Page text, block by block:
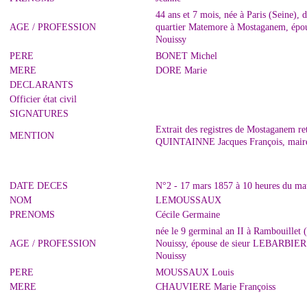
AGE / PROFESSION
44 ans et 7 mois, née à Paris (Seine),
quartier Matemore à Mostaganem,
Nouissy
PERE
BONET Michel
MERE
DORE Marie
DECLARANTS
Officier état civil
SIGNATURES
MENTION
Extrait des registres de Mostaganem
QUINTAINNE Jacques François,
DATE DECES
N°2 - 17 mars 1857 à 10 heures du
NOM
LEMOUSSAUX
PRENOMS
Cécile Germaine
AGE / PROFESSION
née le 9 germinal an II à Rambouillet
Nouissy, épouse de sieur
Nouissy
PERE
MOUSSAUX Louis
MERE
CHAUVIERE Marie Françoiss